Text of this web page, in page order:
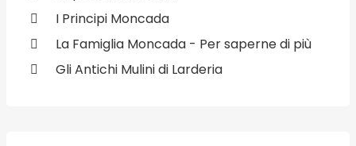
I Principi Moncada
La Famiglia Moncada - Per saperne di più
Gli Antichi Mulini di Larderia